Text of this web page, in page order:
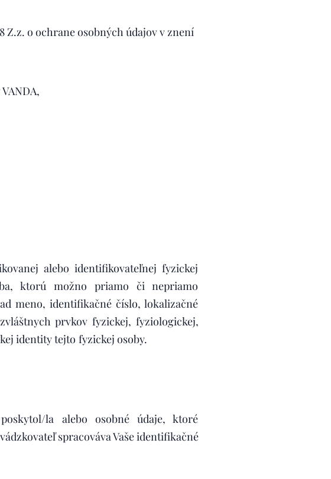
Z.z. o ochrane osobných údajov v znení
alebo identifikovateľnej fyzickej
ktorú možno priamo či nepriamo
meno, identifikačné číslo, lokalizačné
prvkov fyzickej, fyziologickej,
identity tejto fyzickej osoby.
la alebo osobné údaje, ktoré
spracováva Vaše identifikačné